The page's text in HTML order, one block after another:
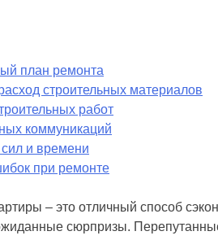
план ремонта
строительных материалов
работ
коммуникаций
и времени
при ремонте
– это отличный способ
сюрпризы.